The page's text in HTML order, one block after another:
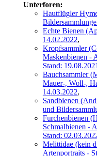
Unterforen:
Hautflügler
Echte Bienen
14.02.2022,
Kropfsammler
Maskenbienen -
Stand: 19.08.2021
Bauchsammler
Mauer-, Woll-,
14.03.2022,
Sandbienen
und
Furchenbienen
Schmalbienen -
Stand:
Melittidae (kein
Artenportraits -